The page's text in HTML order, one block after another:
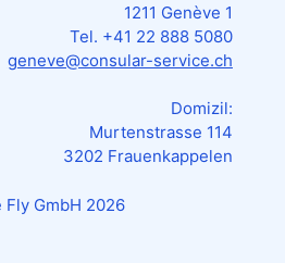
1211 Genève 1
Tel. +41 22 888 5080
geneve@consular-service.ch
Domizil:
Murtenstrasse 114
3202 Frauenkappelen
GmbH 2026